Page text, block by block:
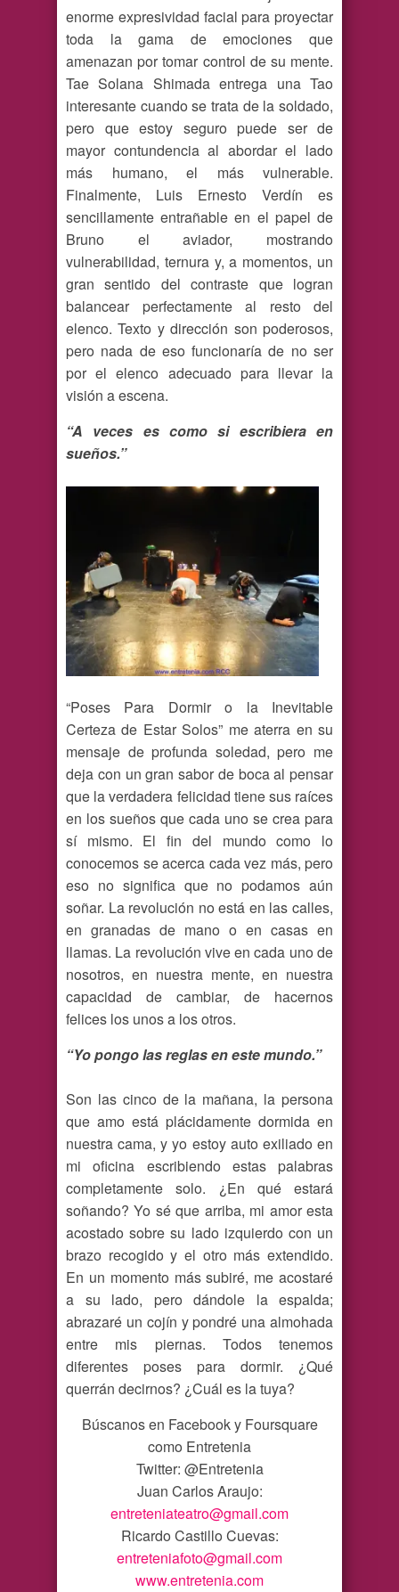
enorme expresividad facial para proyectar
toda la gama de emociones que
amenazan por tomar control de su mente.
Tae Solana Shimada entrega una Tao
interesante cuando se trata de la soldado,
pero que estoy seguro puede ser de
mayor contundencia al abordar el lado
más humano, el más vulnerable.
Finalmente, Luis Ernesto Verdín es
sencillamente entrañable en el papel de
Bruno el aviador, mostrando
vulnerabilidad, ternura y, a momentos, un
gran sentido del contraste que logran
balancear perfectamente al resto del
elenco. Texto y dirección son poderosos,
pero nada de eso funcionaría de no ser
por el elenco adecuado para llevar la
visión a escena.
“A veces es como si escribiera en
sueños.”
“Poses Para Dormir o la Inevitable
Certeza de Estar Solos” me aterra en su
mensaje de profunda soledad, pero me
deja con un gran sabor de boca al pensar
que la verdadera felicidad tiene sus raíces
en los sueños que cada uno se crea para
sí mismo. El fin del mundo como lo
conocemos se acerca cada vez más, pero
eso no significa que no podamos aún
soñar. La revolución no está en las calles,
en granadas de mano o en casas en
llamas. La revolución vive en cada uno de
nosotros, en nuestra mente, en nuestra
capacidad de cambiar, de hacernos
felices los unos a los otros.
“Yo pongo las reglas en este mundo.”
Son las cinco de la mañana, la persona
que amo está plácidamente dormida en
nuestra cama, y yo estoy auto exiliado en
mi oficina escribiendo estas palabras
completamente solo. ¿En qué estará
soñando? Yo sé que arriba, mi amor esta
acostado sobre su lado izquierdo con un
brazo recogido y el otro más extendido.
En un momento más subiré, me acostaré
a su lado, pero dándole la espalda;
abrazaré un cojín y pondré una almohada
entre mis piernas. Todos tenemos
diferentes poses para dormir. ¿Qué
querrán decirnos? ¿Cuál es la tuya?
Búscanos en Facebook y Foursquare
como Entretenia
Twitter: @Entretenia
Juan Carlos Araujo:
entreteniateatro@gmail.com
Ricardo Castillo Cuevas:
entreteniafoto@gmail.com
www.entretenia.com